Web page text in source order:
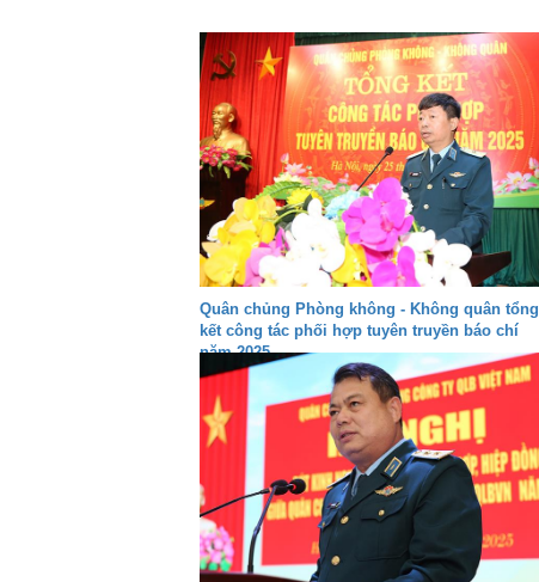
Quân chủng Phòng không - Không quân tổng
kết công tác phối hợp tuyên truyền báo chí
năm 2025